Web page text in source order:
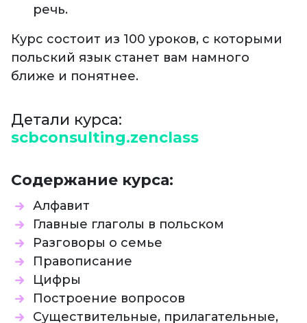
речь.
Курс состоит из 100 уроков, с которыми
польский язык станет вам намного
ближе и понятнее.
Детали курса:
scbconsulting.zenclass
Содержание курса:
Алфавит
Главные глаголы в польском
Разговоры о семье
Правописание
Цифры
Построение вопросов
Существительные, прилагательные,